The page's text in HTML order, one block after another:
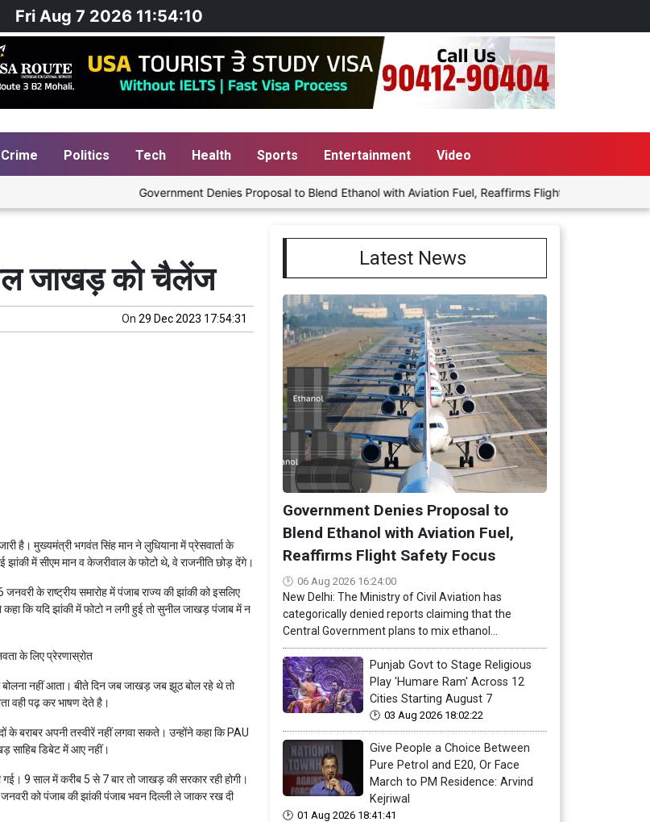
Fri Aug 7 2026 11:54:11
Crime Politics Tech Health Sports Entertainment Video
Government Denies Proposal to Blend Ethanol with Aviation Fuel, Reaffirms Flight Safety Focus
जाखड़ को चैलेंज
On 29 Dec 2023 17:54:31
है। मुख्यमंत्री भगवंत सिंह मान ने लुधियाना में प्रेसवार्ता के
में सीएम मान व केजरीवाल के फोटो थे, वे राजनीति छोड़ देंगे।
के राष्ट्रीय समारोह में पंजाब राज्य की झांकी को इसलिए
कि यदि झांकी में फोटो न लगी हुई तो सुनील जाखड़ पंजाब में न
के लिए प्रेरणास्रोत
नहीं आता। बीते दिन जब जाखड़ जब झूठ बोल रहे थे तो
वही पढ़ कर भाषण देते है।
के बराबर अपनी तस्वीरें नहीं लगवा सकते। उन्होंने कहा कि PAU
साहिब डिबेट में आए नहीं।
9 साल में करीब 5 से 7 बार तो जाखड़ की सरकार रही होगी।
को पंजाब की झांकी पंजाब भवन दिल्ली ले जाकर रख दी
Latest News
Government Denies Proposal to
Blend Ethanol with Aviation Fuel,
Reaffirms Flight Safety Focus
06 Aug 2026 16:24:00
New Delhi: The Ministry of Civil Aviation has
categorically denied reports claiming that the
Central Government plans to mix ethanol...
Punjab Govt to Stage Religious
Play 'Humare Ram' Across 12
Cities Starting August 7
03 Aug 2026 18:02:22
Give People a Choice Between
Pure Petrol and E20, Or Face
March to PM Residence: Arvind
Kejriwal
01 Aug 2026 18:41:41